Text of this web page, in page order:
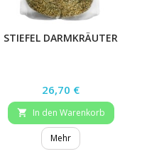
STIEFEL DARMKRÄUTER
Preis
26,70 €
 In den Warenkorb
Mehr